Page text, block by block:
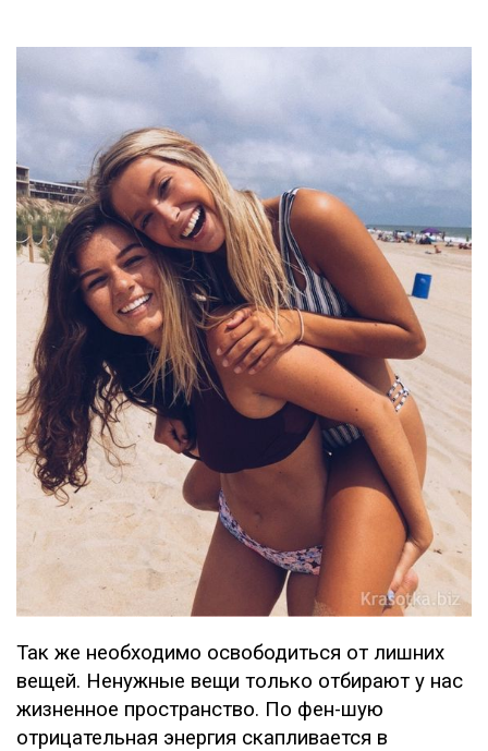
Так же необходимо освободиться от лишних
вещей. Ненужные вещи только отбирают у нас
жизненное пространство. По фен-шую
отрицательная энергия скапливается в